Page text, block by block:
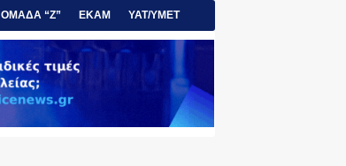
ΟΜΑΔΑ “Ζ” ΕΚΑΜ ΥΑΤ/ΥΜΕΤ